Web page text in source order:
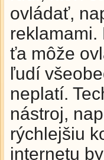
ovládať,
reklamami.
ťa môže
ľudí
neplatí.
nástroj,
rýchlejšiu
internetu